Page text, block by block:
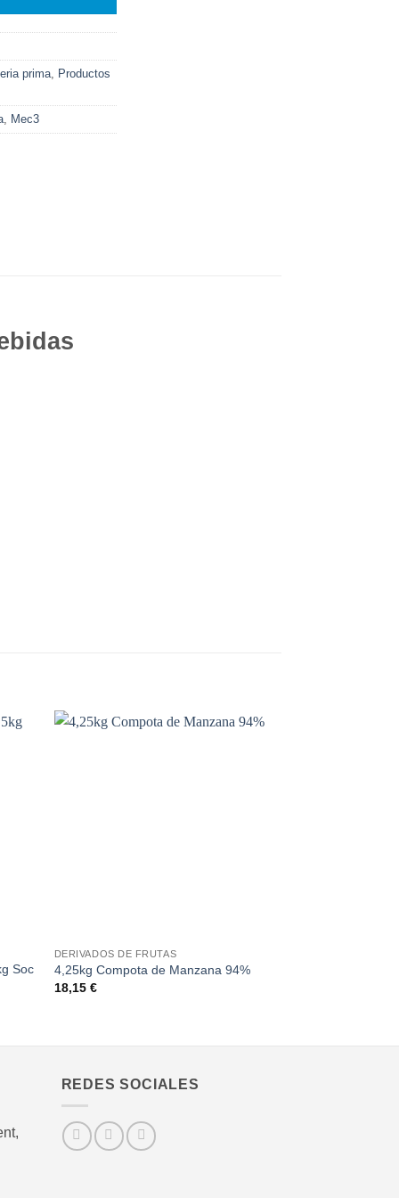
prima, Productos
, Mec3
Soc
DERIVADOS DE FRUTAS
4,25kg Compota de Manzana 94%
18,15 €
REDES SOCIALES